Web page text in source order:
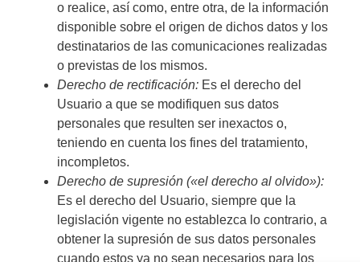
o realice, así como, entre otra, de la información
disponible sobre el origen de dichos datos y los
destinatarios de las comunicaciones realizadas
o previstas de los mismos.
Derecho de rectificación: Es el derecho del
Usuario a que se modifiquen sus datos
personales que resulten ser inexactos o,
teniendo en cuenta los fines del tratamiento,
incompletos.
Derecho de supresión («el derecho al olvido»):
Es el derecho del Usuario, siempre que la
legislación vigente no establezca lo contrario, a
obtener la supresión de sus datos personales
cuando estos ya no sean necesarios para los